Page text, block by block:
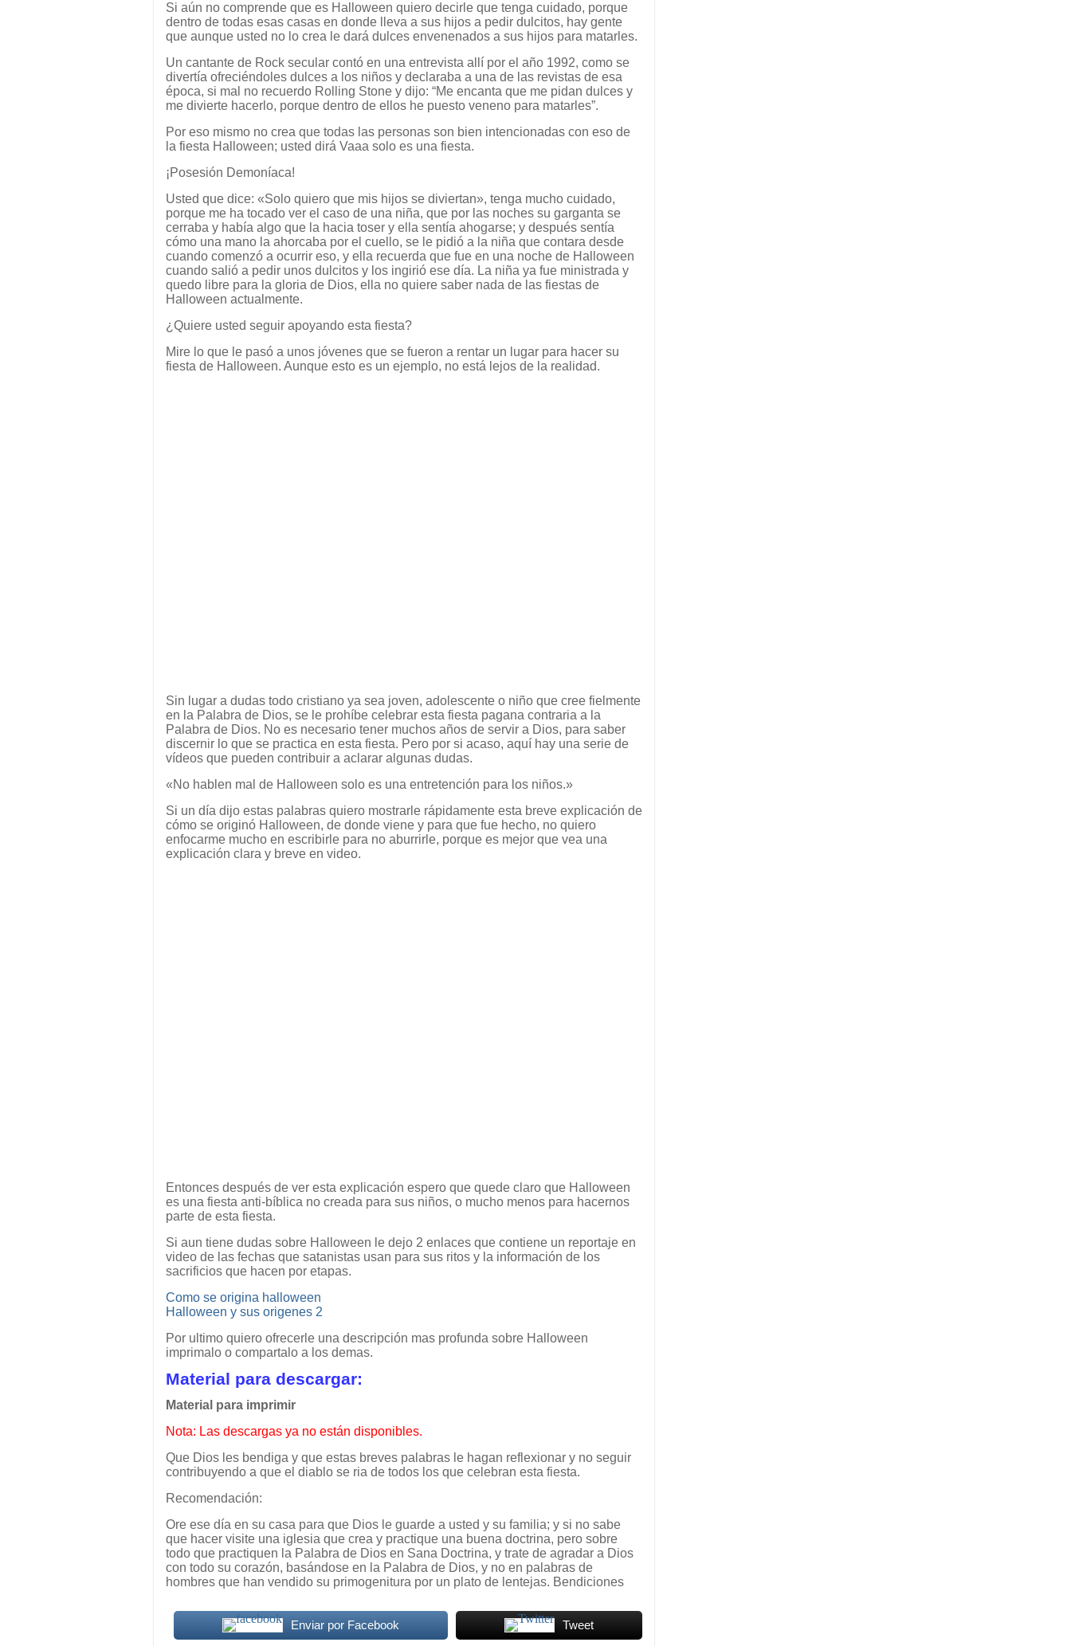
Si aún no comprende que es Halloween quiero decirle que tenga cuidado, porque
dentro de todas esas casas en donde lleva a sus hijos a pedir dulcitos, hay gente
que aunque usted no lo crea le dará dulces envenenados a sus hijos para matarles.
Un cantante de Rock secular contó en una entrevista allí por el año 1992, como se
divertía ofreciéndoles dulces a los niños y declaraba a una de las revistas de esa
época, si mal no recuerdo Rolling Stone y dijo: “Me encanta que me pidan dulces y
me divierte hacerlo, porque dentro de ellos he puesto veneno para matarles”.
Por eso mismo no crea que todas las personas son bien intencionadas con eso de
la fiesta Halloween; usted dirá Vaaa solo es una fiesta.
¡Posesión Demoníaca!
Usted que dice: «Solo quiero que mis hijos se diviertan», tenga mucho cuidado,
porque me ha tocado ver el caso de una niña, que por las noches su garganta se
cerraba y había algo que la hacia toser y ella sentía ahogarse; y después sentía
cómo una mano la ahorcaba por el cuello, se le pidió a la niña que contara desde
cuando comenzó a ocurrir eso, y ella recuerda que fue en una noche de Halloween
cuando salió a pedir unos dulcitos y los ingirió ese día. La niña ya fue ministrada y
quedo libre para la gloria de Dios, ella no quiere saber nada de las fiestas de
Halloween actualmente.
¿Quiere usted seguir apoyando esta fiesta?
Mire lo que le pasó a unos jóvenes que se fueron a rentar un lugar para hacer su
fiesta de Halloween. Aunque esto es un ejemplo, no está lejos de la realidad.
Sin lugar a dudas todo cristiano ya sea joven, adolescente o niño que cree fielmente
en la Palabra de Dios, se le prohíbe celebrar esta fiesta pagana contraria a la
Palabra de Dios. No es necesario tener muchos años de servir a Dios, para saber
discernir lo que se practica en esta fiesta. Pero por si acaso, aquí hay una serie de
vídeos que pueden contribuir a aclarar algunas dudas.
«No hablen mal de Halloween solo es una entretención para los niños.»
Si un día dijo estas palabras quiero mostrarle rápidamente esta breve explicación de
cómo se originó Halloween, de donde viene y para que fue hecho, no quiero
enfocarme mucho en escribirle para no aburrirle, porque es mejor que vea una
explicación clara y breve en video.
Entonces después de ver esta explicación espero que quede claro que Halloween
es una fiesta anti-bíblica no creada para sus niños, o mucho menos para hacernos
parte de esta fiesta.
Si aun tiene dudas sobre Halloween le dejo 2 enlaces que contiene un reportaje en
video de las fechas que satanistas usan para sus ritos y la información de los
sacrificios que hacen por etapas.
Como se origina halloween
Halloween y sus origenes 2
Por ultimo quiero ofrecerle una descripción mas profunda sobre Halloween
imprimalo o compartalo a los demas.
Material para descargar:
Material para imprimir
Nota: Las descargas ya no están disponibles.
Que Dios les bendiga y que estas breves palabras le hagan reflexionar y no seguir
contribuyendo a que el diablo se ria de todos los que celebran esta fiesta.
Recomendación:
Ore ese día en su casa para que Dios le guarde a usted y su familia; y si no sabe
que hacer visite una iglesia que crea y practique una buena doctrina, pero sobre
todo que practiquen la Palabra de Dios en Sana Doctrina, y trate de agradar a Dios
con todo su corazón, basándose en la Palabra de Dios, y no en palabras de
hombres que han vendido su primogenitura por un plato de lentejas. Bendiciones
Enviar por Facebook Tweet